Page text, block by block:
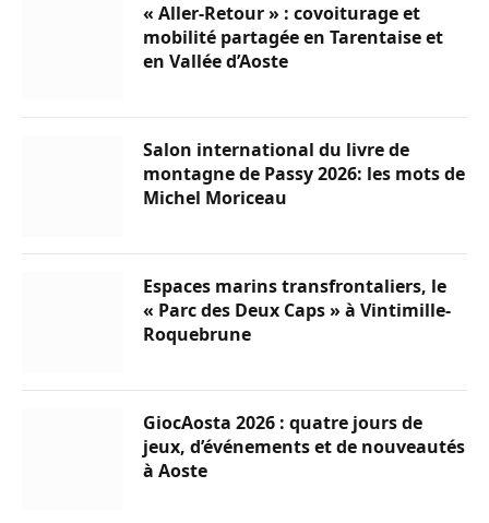
« Aller-Retour » : covoiturage et
mobilité partagée en Tarentaise et
en Vallée d’Aoste
Salon international du livre de
montagne de Passy 2026: les mots de
Michel Moriceau
Espaces marins transfrontaliers, le
« Parc des Deux Caps » à Vintimille-
Roquebrune
GiocAosta 2026 : quatre jours de
jeux, d’événements et de nouveautés
à Aoste